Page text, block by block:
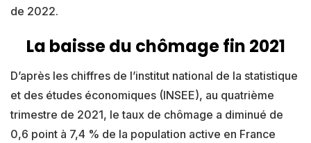
de 2022.
La baisse du chômage fin 2021
D’après les chiffres de l’institut national de la statistique
et des études économiques (INSEE), au quatrième
trimestre de 2021, le taux de chômage a diminué de
0,6 point à 7,4 % de la population active en France